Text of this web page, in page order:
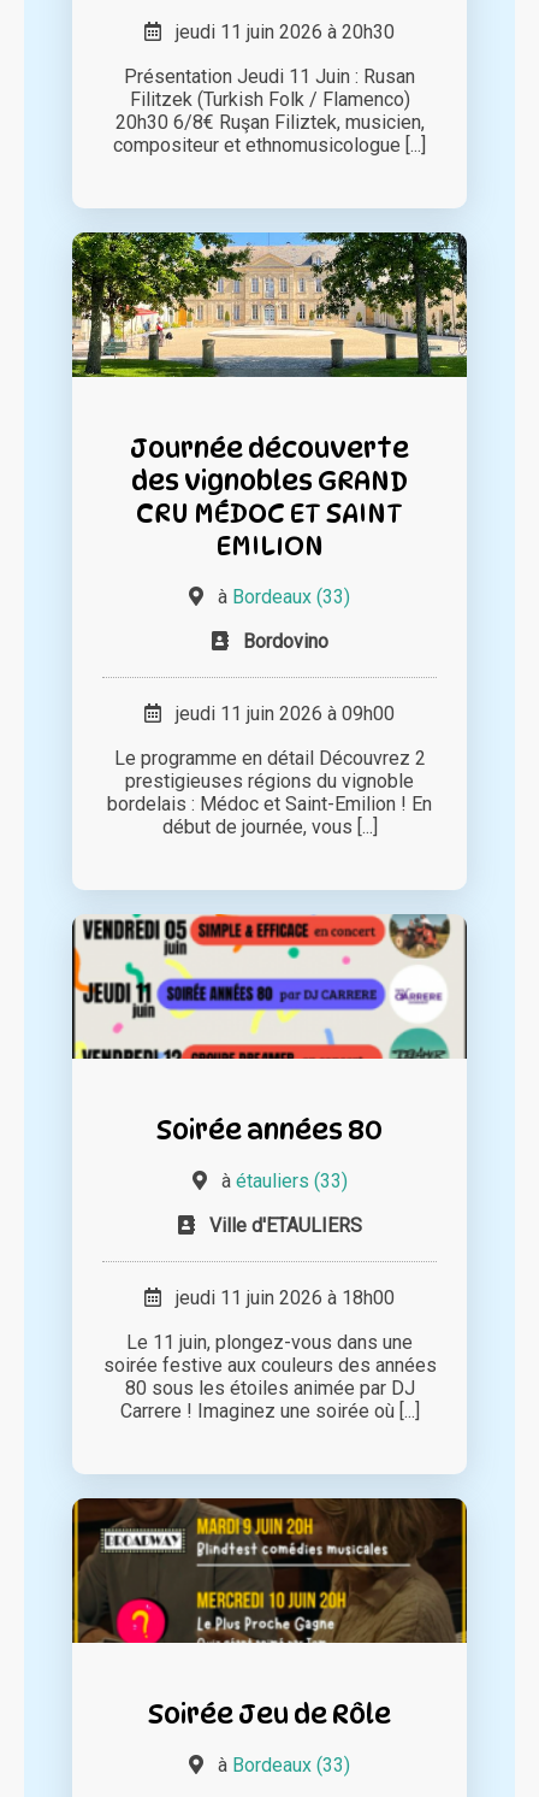
jeudi 11 juin 2026 à 20h30
Présentation Jeudi 11 Juin : Rusan
Filitzek (Turkish Folk / Flamenco)
20h30 6/8€ Ruşan Filiztek, musicien,
compositeur et ethnomusicologue [...]
Journée découverte
des vignobles GRAND
CRU MÉDOC ET SAINT
EMILION
à Bordeaux (33)
Bordovino
jeudi 11 juin 2026 à 09h00
Le programme en détail Découvrez 2
prestigieuses régions du vignoble
bordelais : Médoc et Saint-Emilion ! En
début de journée, vous [...]
Soirée années 80
à étauliers (33)
Ville d'ETAULIERS
jeudi 11 juin 2026 à 18h00
Le 11 juin, plongez-vous dans une
soirée festive aux couleurs des années
80 sous les étoiles animée par DJ
Carrere ! Imaginez une soirée où [...]
Soirée Jeu de Rôle
à Bordeaux (33)